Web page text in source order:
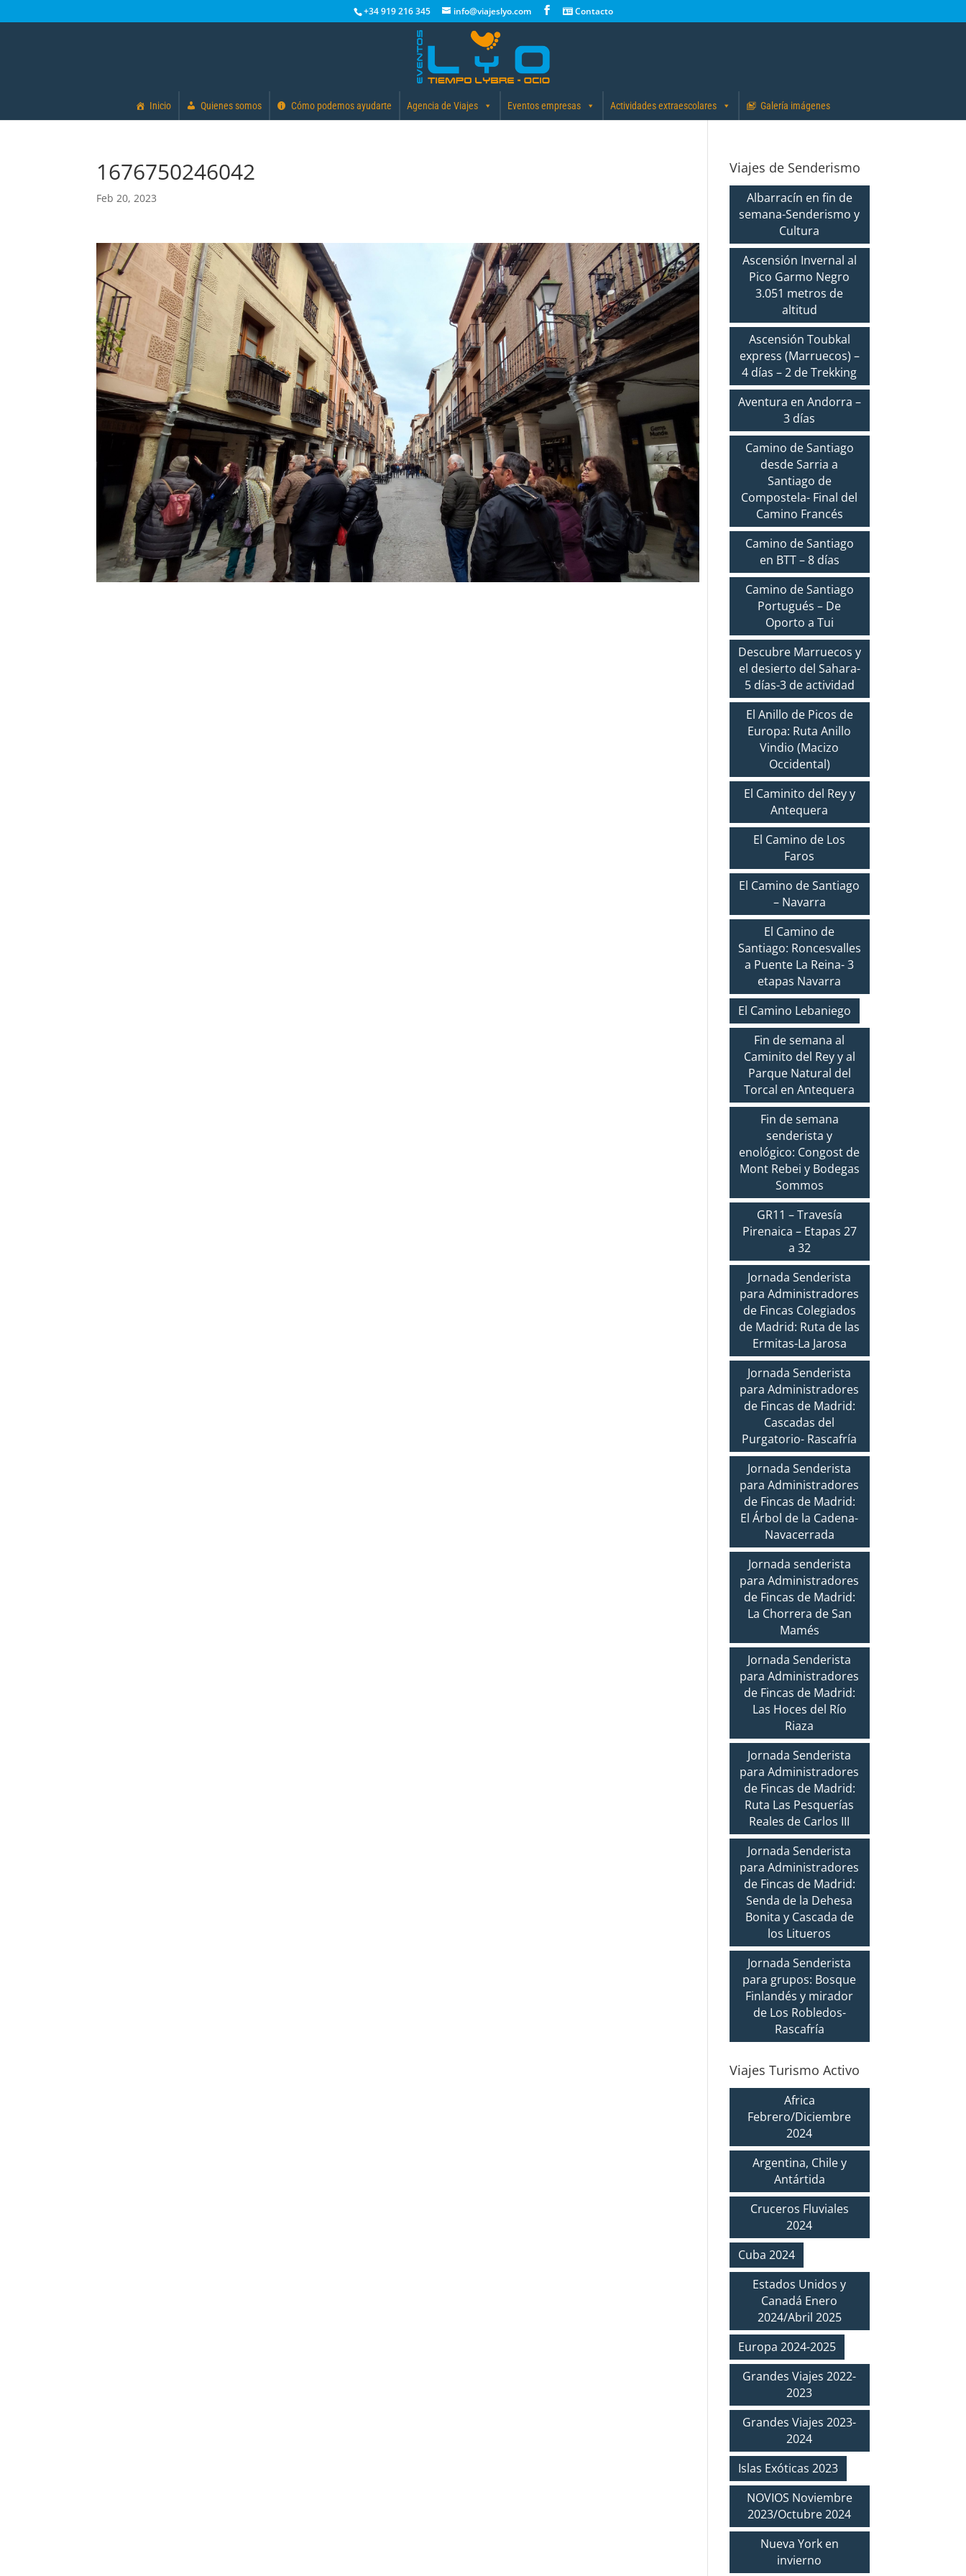
+34 919 216 345 info@viajeslyo.com Contacto
Inicio Quienes somos Cómo podemos ayudarte Agencia de Viajes Eventos empresas Actividades extraescolares Galería imágenes
1676750246042
Feb 20, 2023
Viajes de Senderismo
Albarracín en fin de
semana-Senderismo y
Cultura
Ascensión Invernal al
Pico Garmo Negro
3.051 metros de
altitud
Ascensión Toubkal
express (Marruecos) –
4 días – 2 de Trekking
Aventura en Andorra –
3 días
Camino de Santiago
desde Sarria a
Santiago de
Compostela- Final del
Camino Francés
Camino de Santiago
en BTT – 8 días
Camino de Santiago
Portugués – De
Oporto a Tui
Descubre Marruecos y
el desierto del Sahara-
5 días-3 de actividad
El Anillo de Picos de
Europa: Ruta Anillo
Vindio (Macizo
Occidental)
El Caminito del Rey y
Antequera
El Camino de Los
Faros
El Camino de Santiago
– Navarra
El Camino de
Santiago: Roncesvalles
a Puente La Reina- 3
etapas Navarra
El Camino Lebaniego
Fin de semana al
Caminito del Rey y al
Parque Natural del
Torcal en Antequera
Fin de semana
senderista y
enológico: Congost de
Mont Rebei y Bodegas
Sommos
GR11 – Travesía
Pirenaica – Etapas 27
a 32
Jornada Senderista
para Administradores
de Fincas Colegiados
de Madrid: Ruta de las
Ermitas-La Jarosa
Jornada Senderista
para Administradores
de Fincas de Madrid:
Cascadas del
Purgatorio- Rascafría
Jornada Senderista
para Administradores
de Fincas de Madrid:
El Árbol de la Cadena-
Navacerrada
Jornada senderista
para Administradores
de Fincas de Madrid:
La Chorrera de San
Mamés
Jornada Senderista
para Administradores
de Fincas de Madrid:
Las Hoces del Río
Riaza
Jornada Senderista
para Administradores
de Fincas de Madrid:
Ruta Las Pesquerías
Reales de Carlos III
Jornada Senderista
para Administradores
de Fincas de Madrid:
Senda de la Dehesa
Bonita y Cascada de
los Litueros
Jornada Senderista
para grupos: Bosque
Finlandés y mirador
de Los Robledos-
Rascafría
Viajes Turismo Activo
Africa
Febrero/Diciembre
2024
Argentina, Chile y
Antártida
Cruceros Fluviales
2024
Cuba 2024
Estados Unidos y
Canadá Enero
2024/Abril 2025
Europa 2024-2025
Grandes Viajes 2022-
2023
Grandes Viajes 2023-
2024
Islas Exóticas 2023
NOVIOS Noviembre
2023/Octubre 2024
Nueva York en
invierno